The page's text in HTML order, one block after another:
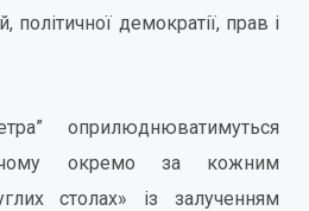
політичної демократії, прав і
оприлюднюватимуться
окремо за кожним
столах» із залученням